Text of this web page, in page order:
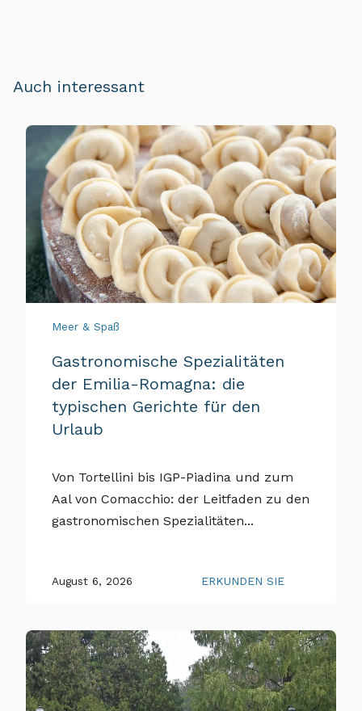
Auch interessant
Meer & Spaß
Gastronomische Spezialitäten
der Emilia-Romagna: die
typischen Gerichte für den
Urlaub
Von Tortellini bis IGP-Piadina und zum
Aal von Comacchio: der Leitfaden zu den
gastronomischen Spezialitäten...
August 6, 2026 ERKUNDEN SIE